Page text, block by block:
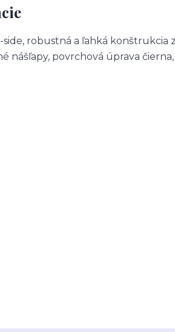
side, robustná a ľahká
nášľapy, povrchová úprava